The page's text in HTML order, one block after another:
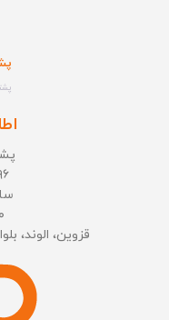
قزوین، الوند،